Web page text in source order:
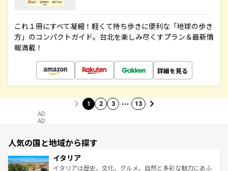
これ１冊にすべて凝縮！軽くて持ち歩きに便利な「地球の歩き
方」のコンパクトガイド。台北を楽しみ尽くすプラン＆最新情
報満載！
詳細を見る
1 2 3 … 13
AD
AD
人気の国と地域から探す
イタリア
イタリアは歴史、文化、グルメ、自然と多彩な魅力にあふ